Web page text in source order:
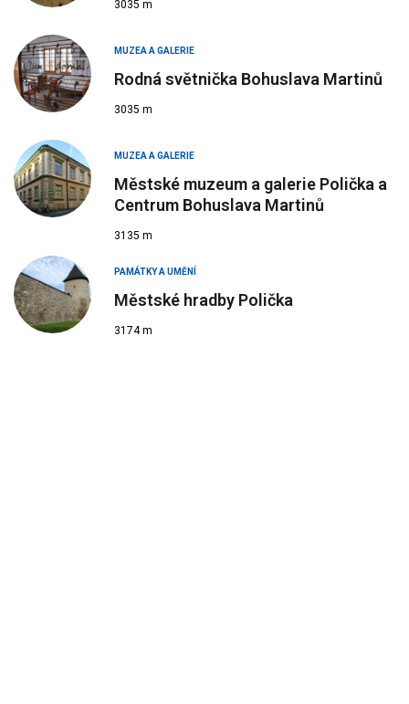
3035 m
MUZEA A GALERIE
Rodná světnička Bohuslava Martinů
3035 m
MUZEA A GALERIE
Městské muzeum a galerie Polička a
Centrum Bohuslava Martinů
3135 m
PAMÁTKY A UMĚNÍ
Městské hradby Polička
3174 m